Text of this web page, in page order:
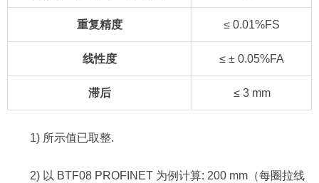
重复精度 ≤ 0.01%FS
线性度 ≤ ± 0.05%FA
滞后 ≤ 3 mm
1) 所示值已取整.
2) 以 BTF08 PROFINET 为例计算: 200 mm（每圈拉线